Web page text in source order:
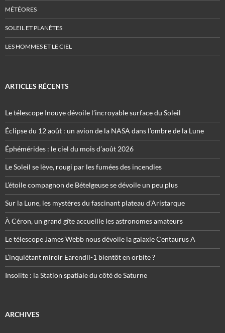
MÉTÉORES
SOLEIL ET PLANÈTES
LES HOMMES ET LE CIEL
ARTICLES RÉCENTS
Le télescope Inouye dévoile l’incroyable surface du Soleil
Éclipse du 12 août : un avion de la NASA dans l’ombre de la Lune
Éphémérides : le ciel du mois d’août 2026
Le Soleil se lève, rougi par les fumées des incendies
L’étoile compagnon de Bételgeuse se dévoile un peu plus
Sur la Lune, les mystères du fascinant plateau d’Aristarque
À Céron, un grand gîte accueille les astronomes amateurs
Le télescope James Webb nous dévoile la galaxie Centaurus A
L’inquiétant miroir Eärendil-1 bientôt en orbite ?
Insolite : la Station spatiale du côté de Saturne
ARCHIVES